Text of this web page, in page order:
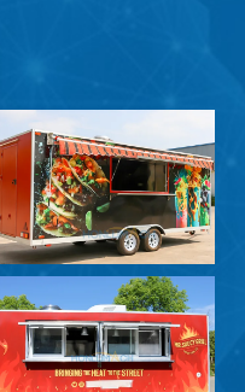
Latviešu valoda
Dansk
Hrvatski
Српски језик
Norsk nynorsk
Maori
Eesti